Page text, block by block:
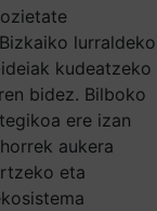
lurraldeko
kudeatzeko
bidez. Bilboko
ere izan
aukera
eta